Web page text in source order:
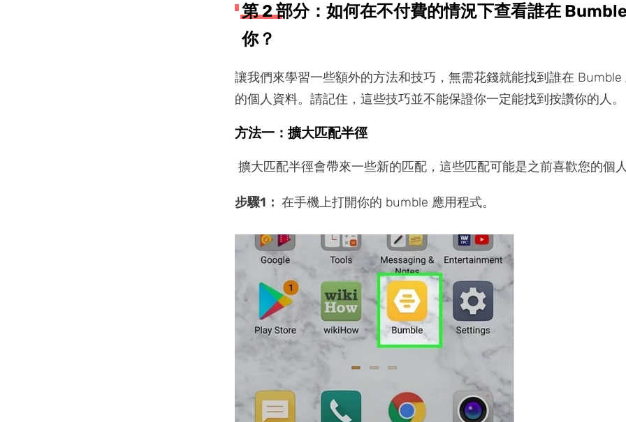
第 2 部分：如何在不付費的情況下查看誰在
你？
讓我們來學習一些額外的方法和技巧，無需花錢就能找到誰在 Bumble
的個人資料。請記住，這些技巧並不能保證你一定能找到按讚你的人。
方法一：擴大匹配半徑
擴大匹配半徑會帶來一些新的匹配，這些匹配可能是之前喜歡您的個
步驟1： 在手機上打開你的 bumble 應用程式。